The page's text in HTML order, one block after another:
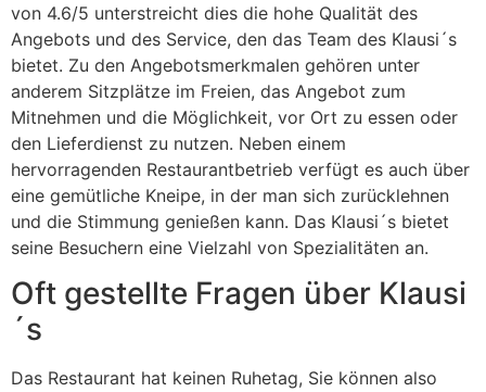
von 4.6/5 unterstreicht dies die hohe Qualität des
Angebots und des Service, den das Team des Klausi´s
bietet. Zu den Angebotsmerkmalen gehören unter
anderem Sitzplätze im Freien, das Angebot zum
Mitnehmen und die Möglichkeit, vor Ort zu essen oder
den Lieferdienst zu nutzen. Neben einem
hervorragenden Restaurantbetrieb verfügt es auch über
eine gemütliche Kneipe, in der man sich zurücklehnen
und die Stimmung genießen kann. Das Klausi´s bietet
seine Besuchern eine Vielzahl von Spezialitäten an.
Oft gestellte Fragen über Klausi
´s
Das Restaurant hat keinen Ruhetag, Sie können also